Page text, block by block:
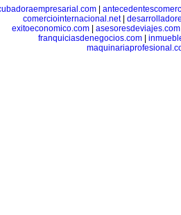
comerciointernacional.net|
exitoeconomico.com| asesoresdeviajes.com
franquiciasdenegocios.com|